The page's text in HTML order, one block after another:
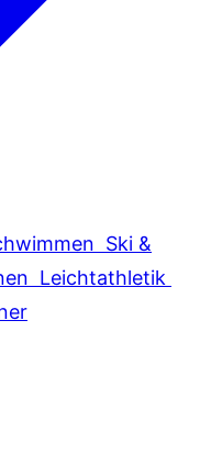
Ski &
Leichtathletik